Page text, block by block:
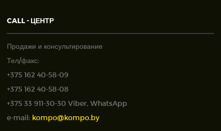
CALL - ЦЕНТР
Продажи и консультирование
Тел/факс:
+375 162 40-58-09
+375 162 40-58-08
+375 33 911-30-30 Viber, WhatsApp
e-mail: kompo@kompo.by